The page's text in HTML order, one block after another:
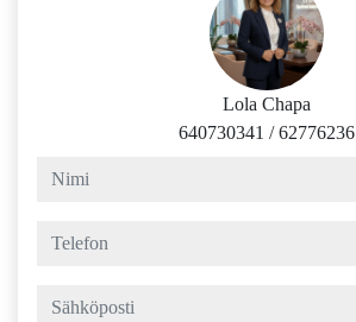
Lola Chapa
640730341 /62776236
nimi
telefon
sähköposti